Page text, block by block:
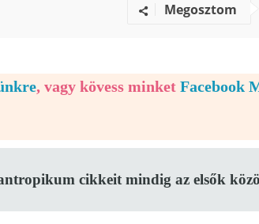
Megosztom
, vagy kövess minket Facebook
cikkeit mindig az elsők